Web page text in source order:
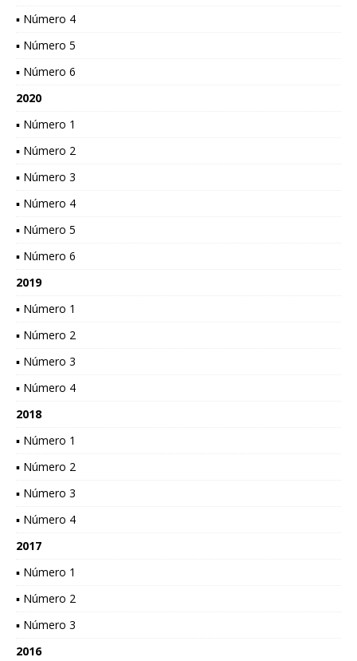
▪ Número 4
▪ Número 5
▪ Número 6
2020
▪ Número 1
▪ Número 2
▪ Número 3
▪ Número 4
▪ Número 5
▪ Número 6
2019
▪ Número 1
▪ Número 2
▪ Número 3
▪ Número 4
2018
▪ Número 1
▪ Número 2
▪ Número 3
▪ Número 4
2017
▪ Número 1
▪ Número 2
▪ Número 3
2016